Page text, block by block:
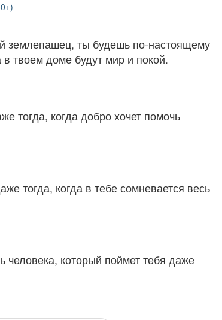
землепашец, ты будешь по-настоящему
в твоем доме будут мир и покой.
тогда, когда добро хочет помочь
тогда, когда в тебе сомневается весь
человека, который поймет тебя даже